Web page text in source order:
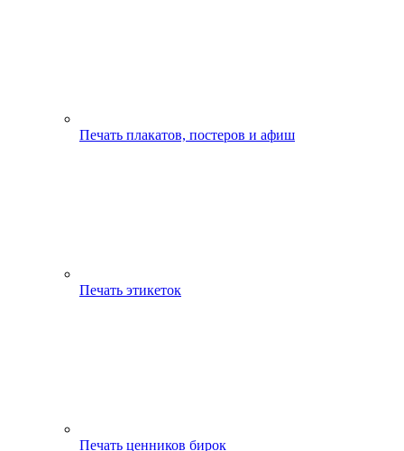
Печать плакатов, постеров и афиш
Печать этикеток
Печать ценников бирок